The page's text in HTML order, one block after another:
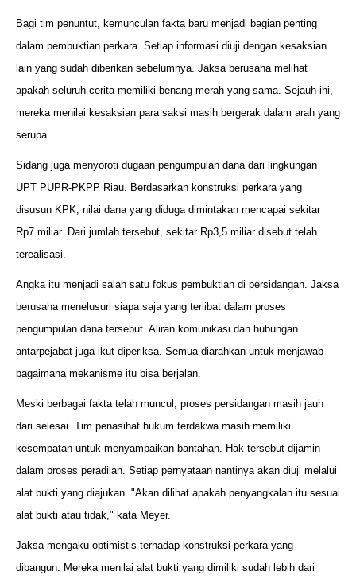
Bagi tim penuntut, kemunculan fakta baru menjadi bagian penting
dalam pembuktian perkara. Setiap informasi diuji dengan kesaksian
lain yang sudah diberikan sebelumnya. Jaksa berusaha melihat
apakah seluruh cerita memiliki benang merah yang sama. Sejauh ini,
mereka menilai kesaksian para saksi masih bergerak dalam arah yang
serupa.
Sidang juga menyoroti dugaan pengumpulan dana dari lingkungan
UPT PUPR-PKPP Riau. Berdasarkan konstruksi perkara yang
disusun KPK, nilai dana yang diduga dimintakan mencapai sekitar
Rp7 miliar. Dari jumlah tersebut, sekitar Rp3,5 miliar disebut telah
terealisasi.
Angka itu menjadi salah satu fokus pembuktian di persidangan. Jaksa
berusaha menelusuri siapa saja yang terlibat dalam proses
pengumpulan dana tersebut. Aliran komunikasi dan hubungan
antarpejabat juga ikut diperiksa. Semua diarahkan untuk menjawab
bagaimana mekanisme itu bisa berjalan.
Meski berbagai fakta telah muncul, proses persidangan masih jauh
dari selesai. Tim penasihat hukum terdakwa masih memiliki
kesempatan untuk menyampaikan bantahan. Hak tersebut dijamin
dalam proses peradilan. Setiap pernyataan nantinya akan diuji melalui
alat bukti yang diajukan. "Akan dilihat apakah penyangkalan itu sesuai
alat bukti atau tidak," kata Meyer.
Jaksa mengaku optimistis terhadap konstruksi perkara yang
dibangun. Mereka menilai alat bukti yang dimiliki sudah lebih dari